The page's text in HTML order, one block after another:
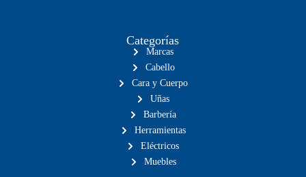
Categorías
Marcas
Cabello
Cara y Cuerpo
Uñas
Barbería
Herramientas
Eléctricos
Muebles